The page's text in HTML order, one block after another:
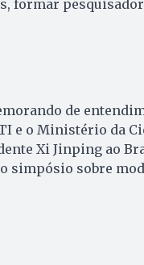
formar
de
e o Ministério da
Xi Jinping ao
simpósio sobre